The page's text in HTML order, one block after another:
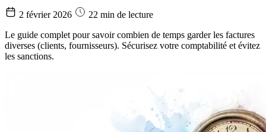
2 février 2026
22 min de lecture
Le guide complet pour savoir combien de temps garder les factures
diverses (clients, fournisseurs). Sécurisez votre comptabilité et évitez
les sanctions.